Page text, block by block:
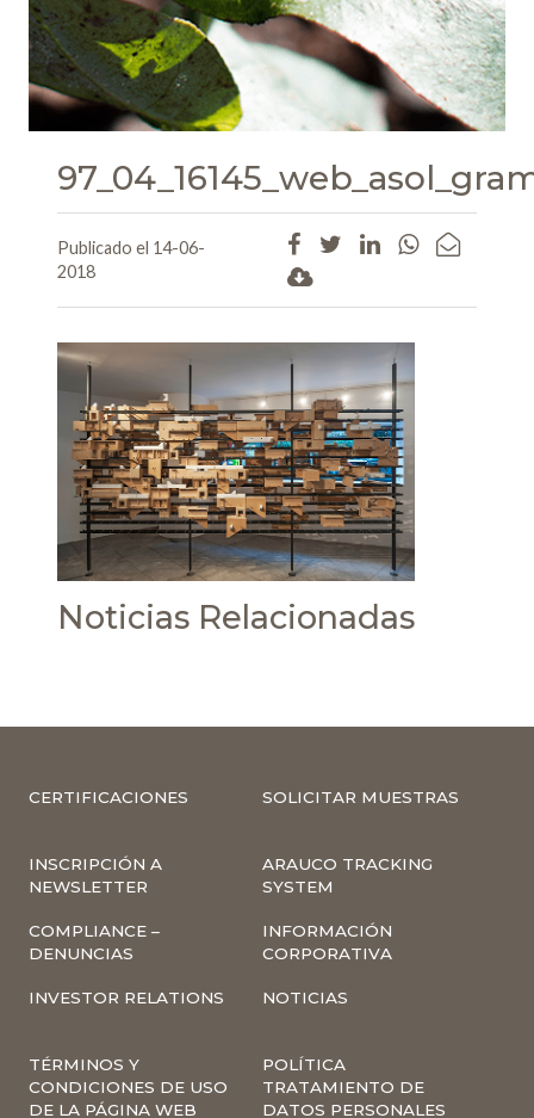
Publicado el 14-06-
2018
Noticias Relacionadas
CERTIFICACIONES SOLICITAR MUESTRAS
INSCRIPCIÓN A
NEWSLETTER
ARAUCO TRACKING
SYSTEM
COMPLIANCE –
DENUNCIAS
INFORMACIÓN
CORPORATIVA
INVESTOR RELATIONS NOTICIAS
TÉRMINOS Y
CONDICIONES DE USO
DE LA PÁGINA WEB
POLÍTICA
TRATAMIENTO DE
DATOS PERSONALES